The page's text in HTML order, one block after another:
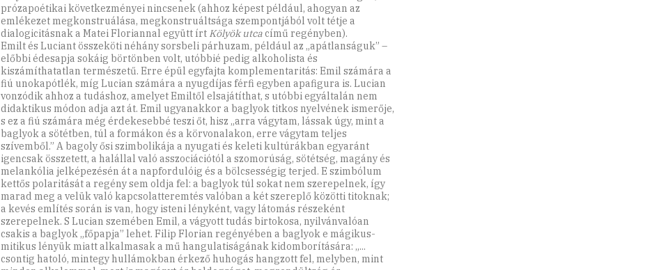
prózapoétikai következményei nincsenek (ahhoz képest például, ahogyan az
emlékezet megkonstruálása, megkonstruáltsága szempontjából volt tétje a
dialogicitásnak a Matei Floriannal együtt írt Kölyök utcacímű regényben).
Emilt és Luciant összeköti néhány sorsbeli párhuzam, például az „apátlanságuk” –
előbbi édesapja sokáig börtönben volt, utóbbié pedig alkoholista és
kiszámíthatatlan természetű. Erre épül egyfajta komplementaritás: Emil számára a
fiú unokapótlék, míg Lucian számára a nyugdíjas férfi egyben apafigura is. Lucian
vonzódik ahhoz a tudáshoz, amelyet Emiltől elsajátíthat, s utóbbi egyáltalán nem
didaktikus módon adja azt át. Emil ugyanakkor a baglyok titkos nyelvének ismerője,
s ez a fiú számára még érdekesebbé teszi őt, hisz „arra vágytam, lássak úgy, mint a
baglyok a sötétben, túl a formákon és a körvonalakon, erre vágytam teljes
szívemből.” A bagoly ősi szimbolikája a nyugati és keleti kultúrákban egyaránt
igencsak összetett, a halállal való asszociációtól a szomorúság, sötétség, magány és
melankólia jelképezésén át a napfordulóig és a bölcsességig terjed. E szimbólum
kettős polaritását a regény sem oldja fel: a baglyok túl sokat nem szerepelnek, így
marad meg a velük való kapcsolatteremtés valóban a két szereplő közötti titoknak;
a kevés említés során is van, hogy isteni lényként, vagy látomás részeként
szerepelnek. S Lucian szemében Emil, a vágyott tudás birtokosa, nyilvánvalóan
csakis a baglyok „főpapja” lehet. Filip Florian regényében a baglyok e mágikus-
mitikus lényük miatt alkalmasak a mű hangulatiságának kidomborítására: „...
csontig hatoló, mintegy hullámokban érkező huhogás hangzott fel, melyben, mint